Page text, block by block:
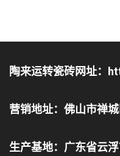
陶来运转瓷砖网址：
营销地址：佛山市禅
生产基地：广东省云